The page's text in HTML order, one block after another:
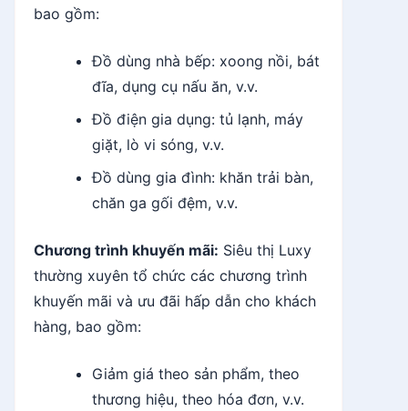
bao gồm:
Đồ dùng nhà bếp: xoong nồi, bát
đĩa, dụng cụ nấu ăn, v.v.
Đồ điện gia dụng: tủ lạnh, máy
giặt, lò vi sóng, v.v.
Đồ dùng gia đình: khăn trải bàn,
chăn ga gối đệm, v.v.
Chương trình khuyến mãi: Siêu thị Luxy
thường xuyên tổ chức các chương trình
khuyến mãi và ưu đãi hấp dẫn cho khách
hàng, bao gồm:
Giảm giá theo sản phẩm, theo
thương hiệu, theo hóa đơn, v.v.